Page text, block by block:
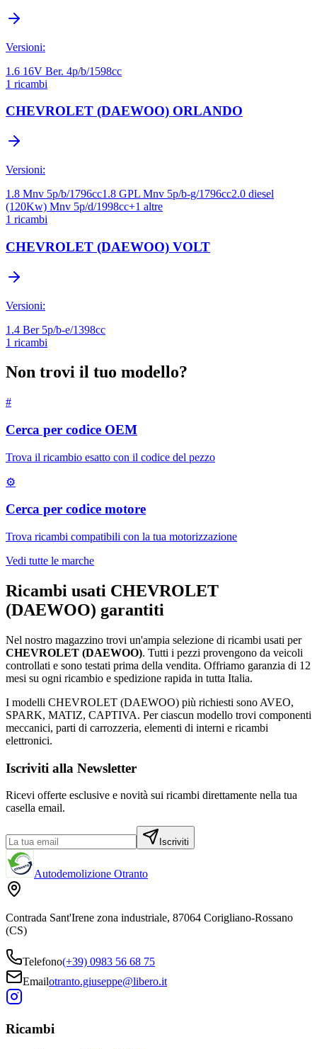
Versioni:
1.6 16V Ber. 4p/b/1598cc
1 ricambi
CHEVROLET (DAEWOO) ORLANDO
Versioni:
1.8 Mnv 5p/b/1796cc1.8 GPL Mnv 5p/b-g/1796cc2.0 diesel
(120Kw) Mnv 5p/d/1998cc+1 altre
1 ricambi
CHEVROLET (DAEWOO) VOLT
Versioni:
1.4 Ber 5p/b-e/1398cc
1 ricambi
Non trovi il tuo modello?
#
Cerca per codice OEM
Trova il ricambio esatto con il codice del pezzo
⚙
Cerca per codice motore
Trova ricambi compatibili con la tua motorizzazione
Vedi tutte le marche
Ricambi usati CHEVROLET
(DAEWOO) garantiti
Nel nostro magazzino trovi un'ampia selezione di ricambi usati per
CHEVROLET (DAEWOO). Tutti i pezzi provengono da veicoli
controllati e sono testati prima della vendita. Offriamo garanzia di 12
mesi su ogni ricambio e spedizione rapida in tutta Italia.
I modelli CHEVROLET (DAEWOO) più richiesti sono AVEO,
SPARK, MATIZ, CAPTIVA. Per ciascun modello trovi componenti
meccanici, parti di carrozzeria, elementi di interni e ricambi
elettronici.
Iscriviti alla Newsletter
Ricevi offerte esclusive e novità sui ricambi direttamente nella tua
casella email.
Iscriviti
Autodemolizione Otranto
Contrada Sant'Irene zona industriale, 87064 Corigliano-Rossano
(CS)
Telefono(+39) 0983 56 68 75
Emailotranto.giuseppe@libero.it
Ricambi